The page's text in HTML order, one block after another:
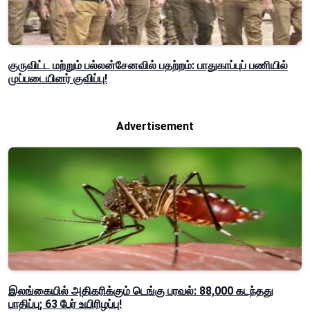
குருவிட்ட மற்றும் பல்லன்சேனவில் பதற்றம்: பாதுகாப்புப் பணியில்
முப்படையினர் குவிப்பு!
Advertisement
இலங்கையில் அதிகரிக்கும் டெங்கு பரவல்: 88,000 கடந்தது
பாதிப்பு; 63 பேர் உயிரிழப்பு!